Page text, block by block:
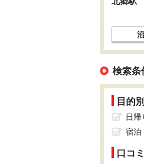
検索条
目的別
日帰
宿泊
口コ